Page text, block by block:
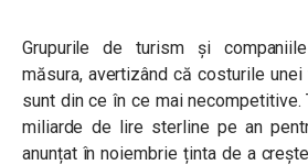
Grupurile de turism și
măsura, avertizând că costurile
sunt din ce în ce mai necompetitive.
miliarde de lire sterline pe an
anunțat în noiembrie ținta de a